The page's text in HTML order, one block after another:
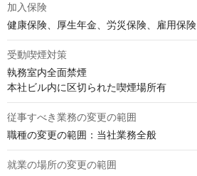
加入保険
健康保険、厚生年金、労災保険、雇用保険
受動喫煙対策
執務室内全面禁煙
本社ビル内に区切られた喫煙場所有
従事すべき業務の変更の範囲
職種の変更の範囲：当社業務全般
就業の場所の変更の範囲